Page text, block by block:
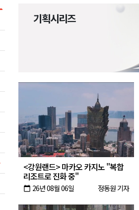
예도로 4.1km 지정
효..주말, 더위 한풀 꺾여
생태탐방로 전면 통제
구 3배..싱가포르 복합리조트
지노 "복합리조트로 진화 중"
제 오늘 개막
보증 2차 지원사업 시행
시설물 정밀 안전 진단
' 명예도로 4.1km 지정
기획시리즈
<강원랜드> 마카오 카지노 "복합
리조트로 진화 중"
calendar_today 26년 08월 06일 정동원 기자